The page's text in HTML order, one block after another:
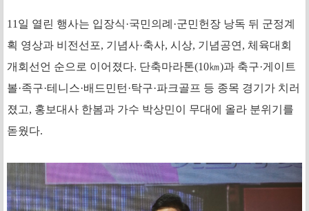
11일 열린 행사는 입장식·국민의례·군민헌장 낭독 뒤 군정계
획 영상과 비전선포, 기념사·축사, 시상, 기념공연, 체육대회
개회선언 순으로 이어졌다. 단축마라톤(10㎞)과 축구·게이트
볼·족구·테니스·배드민턴·탁구·파크골프 등 종목 경기가 치러
졌고, 홍보대사 한봄과 가수 박상민이 무대에 올라 분위기를
돋웠다.